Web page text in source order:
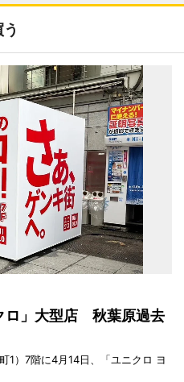
ロ」大型店 秋葉原過去
1）7階に4月14日、「ユニクロ ヨ